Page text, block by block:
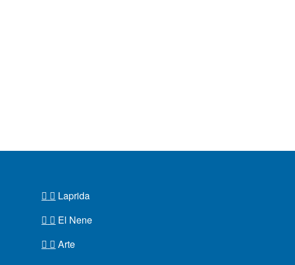
Laprida
El Nene
Arte